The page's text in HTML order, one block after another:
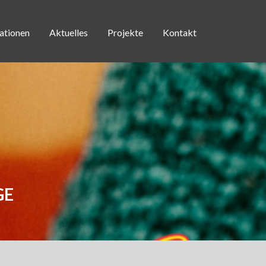
Aktuelles Projekte Kontakt